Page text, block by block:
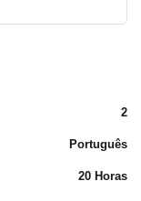
de Vida no
2
Português
20 Horas